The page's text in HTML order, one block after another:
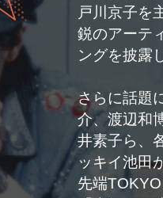
戸川京子を
鋭のアーテ
ングを披露
さらに話題
介、渡辺和
井素子ら、
ッキイ池田
先端